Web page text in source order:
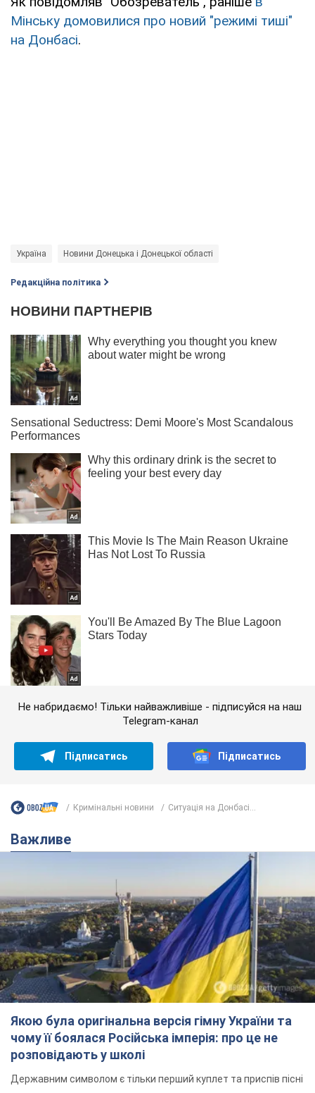
Мінську домовилися про новий "режимі тиші"
на Донбасі.
Україна Новини Донецька і Донецької області
Редакційна політика
Не набридаємо! Тільки найважливіше - підписуйся на наш
Telegram-канал
Підписатись Підписатись
Кримінальні новини Ситуація на Донбасі...
Важливе
Якою була оригінальна версія гімну України та
чому її боялася Російська імперія: про це не
розповідають у школі
Державним символом є тільки перший куплет та приспів пісні